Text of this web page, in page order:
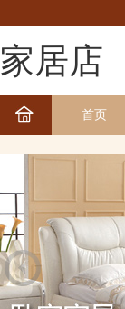
首页
家居店